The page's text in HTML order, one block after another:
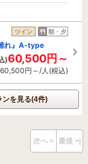
ツイン 朝・夕
れ』A‐type
)60,500円～
60,500円～/人(税込)
ンを見る(4件)
次へ > 最後 >|